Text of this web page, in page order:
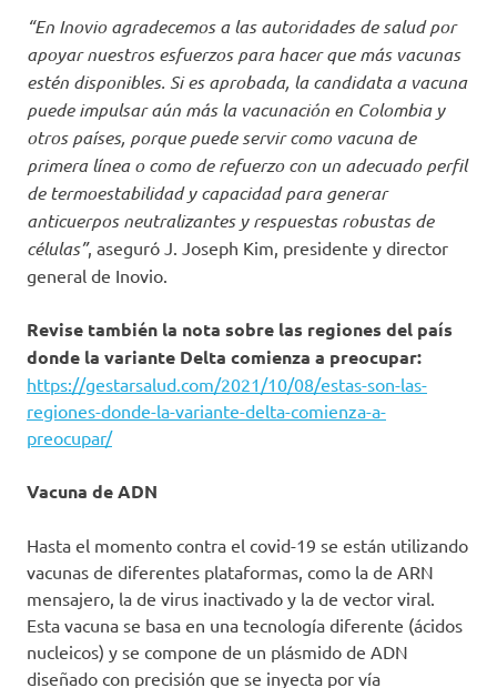
“En Inovio agradecemos a las autoridades de salud por
apoyar nuestros esfuerzos para hacer que más vacunas
estén disponibles. Si es aprobada, la candidata a vacuna
puede impulsar aún más la vacunación en Colombia y
otros países, porque puede servir como vacuna de
primera línea o como de refuerzo con un adecuado perfil
de termoestabilidad y capacidad para generar
anticuerpos neutralizantes y respuestas robustas de
células”, aseguró J. Joseph Kim, presidente y director
general de Inovio.
Revise también la nota sobre las regiones del país
donde la variante Delta comienza a preocupar:
https://gestarsalud.com/2021/10/08/estas-son-las-
regiones-donde-la-variante-delta-comienza-a-
preocupar/
Vacuna de ADN
Hasta el momento contra el covid-19 se están utilizando
vacunas de diferentes plataformas, como la de ARN
mensajero, la de virus inactivado y la de vector viral.
Esta vacuna se basa en una tecnología diferente (ácidos
nucleicos) y se compone de un plásmido de ADN
diseñado con precisión que se inyecta por vía